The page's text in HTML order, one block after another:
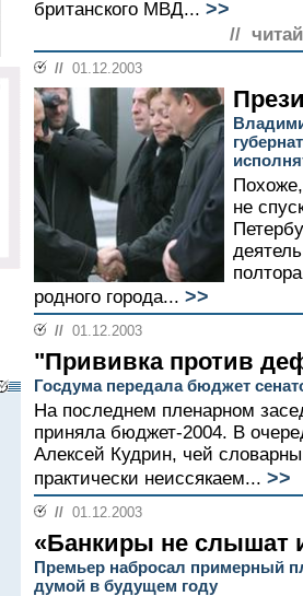
британского МВД... >>
//
// 01.12.2003
не
родного города... >>
// 01.12.2003
"Прививка против
Госдума передала бюджет
На последнем пленарном
приняла бюджет-2004. В
Алексей Кудрин, чей
практически неиссякаем... >>
// 01.12.2003
«Банкиры не слышат
Премьер набросал примерный
думой в будущем году